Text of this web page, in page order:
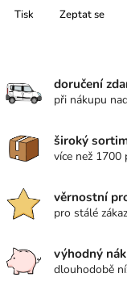
Tisk Zeptat se
doručení
při nákupu
široký
více než
věrnostní
pro stálé
výhodný
dlouhodobě